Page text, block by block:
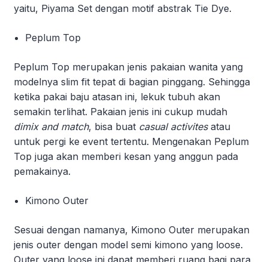
yaitu, Piyama Set dengan motif abstrak Tie Dye.
Peplum Top
Peplum Top merupakan jenis pakaian wanita yang
modelnya slim fit tepat di bagian pinggang. Sehingga
ketika pakai baju atasan ini, lekuk tubuh akan
semakin terlihat. Pakaian jenis ini cukup mudah
dimix and match, bisa buat casual activitesatau
untuk pergi ke event tertentu. Mengenakan Peplum
Top juga akan memberi kesan yang anggun pada
pemakainya.
Kimono Outer
Sesuai dengan namanya, Kimono Outer merupakan
jenis outer dengan model semi kimono yang loose.
Outer yang loose ini dapat memberi ruang bagi para